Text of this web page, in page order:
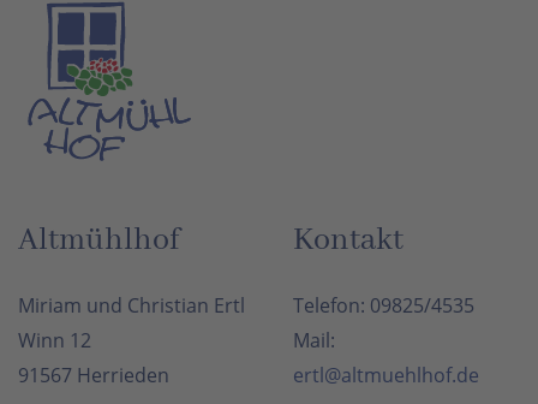
Altmühlhof
Miriam und Christian Ertl
Winn 12
91567 Herrieden
Kontakt
Telefon: 09825/4535
Mail:
ertl@altmuehlhof.de